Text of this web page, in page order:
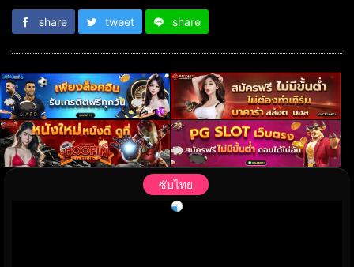
share tweet share
ซับไทย